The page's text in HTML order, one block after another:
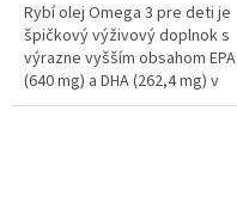
Rybí olej Omega 3 pre deti je
špičkový výživový doplnok s
výrazne vyšším obsahom EPA
(640 mg) a DHA (262,4 mg) v
dennej dávke. Bez rybacej